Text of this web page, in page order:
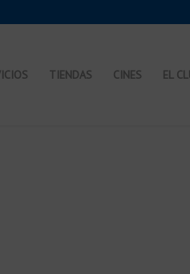
TIENDAS CINES EL